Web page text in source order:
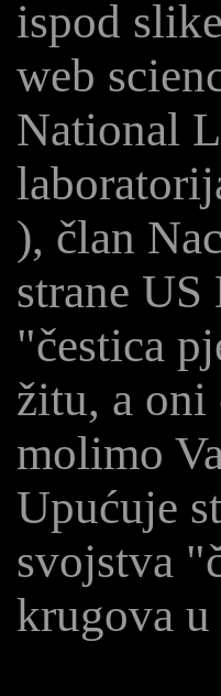
ispod
web
National
), član
strane
"čestica
žitu, a oni
molimo
Upućuje
svojstva
krugova